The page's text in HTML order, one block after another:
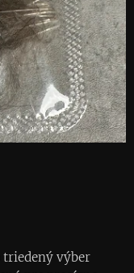
triedený výber